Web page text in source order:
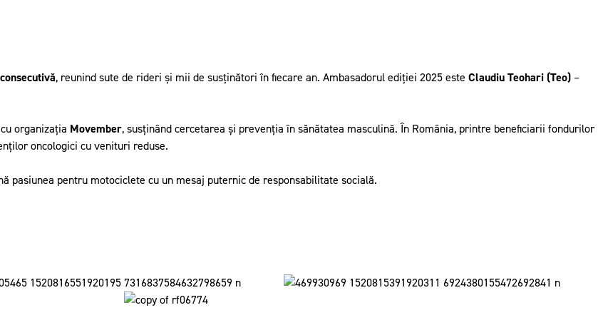
, reunind sute de rideri și mii de susținători în fiecare an. Ambasadorul ediției 2025 este Claudiu Teohari (Teo) –
organizația Movember, susținând cercetarea și prevenția în sănătatea masculină. În România, printre beneficiarii fondurilor
oncologici cu venituri reduse.
pasiunea pentru motociclete cu un mesaj puternic de responsabilitate socială.